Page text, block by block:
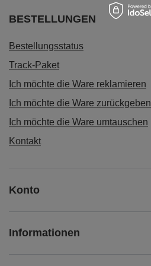
BESTELLUNGEN
Bestellungsstatus
Track-Paket
Ich möchte die Ware reklamieren
Ich möchte die Ware zurückgeben
Ich möchte die Ware umtauschen
Kontakt
Konto
Informationen